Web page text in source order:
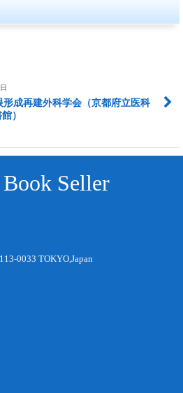
日
形成再建外科学会（京都府立医科
）
Seller
0033 TOKYO,Japan